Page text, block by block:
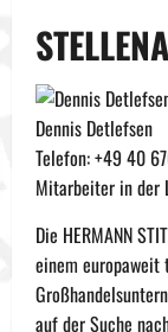
Dennis Detlefsen
Telefon: +49 40
Mitarbeiter in der
Die HERMANN
einem
auf der Suche